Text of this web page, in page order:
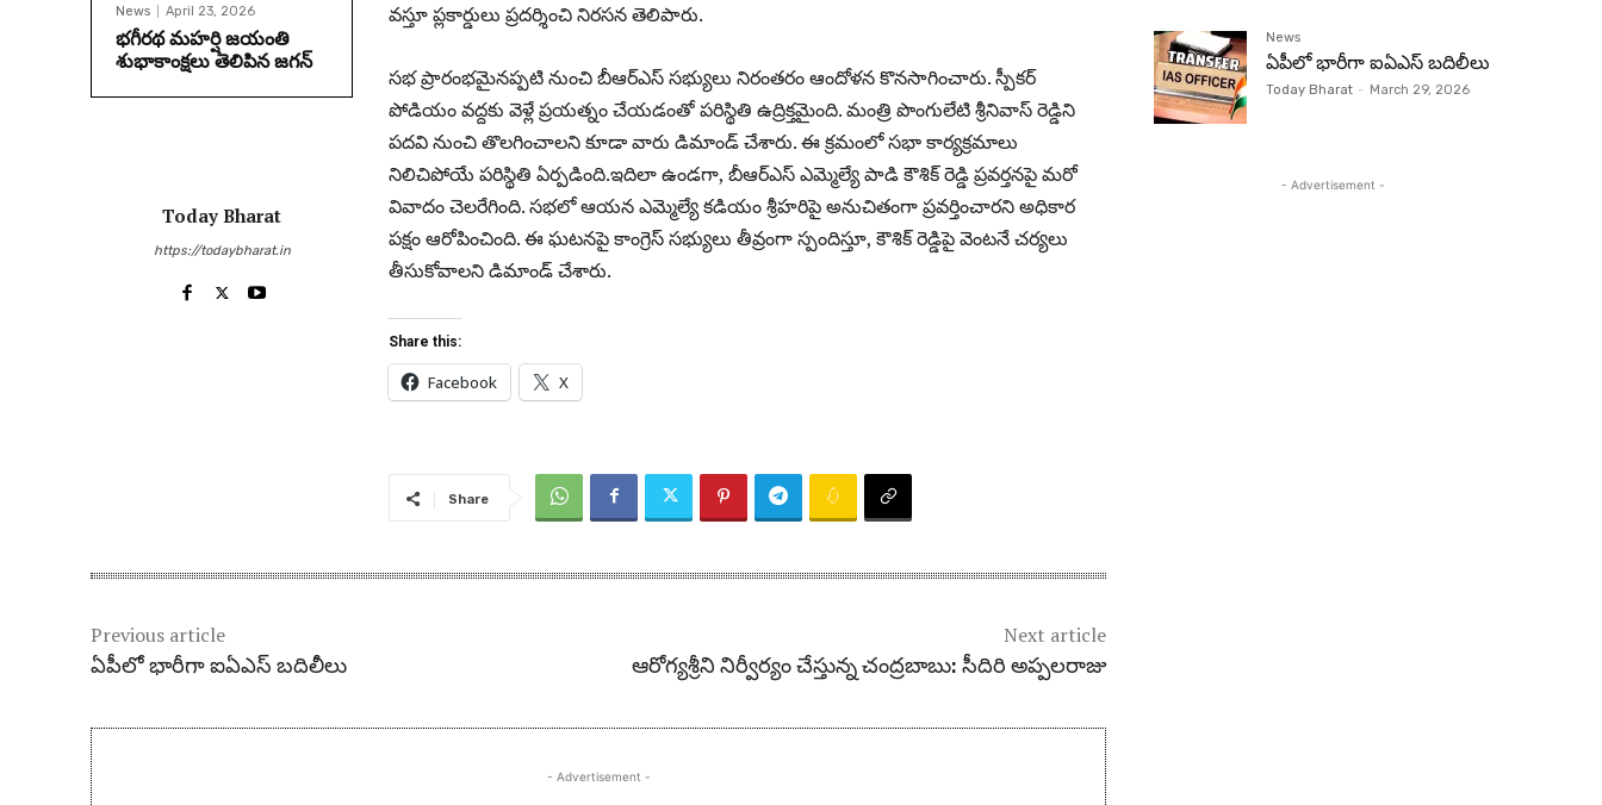
News April 23, 2026
భగీరథ మహర్షి జయంతి
శుభాకాంక్షలు తెలిపిన జగన్‌
Today Bharat
https://todaybharat.in
వస్తూ ప్లకార్డులు ప్రదర్శించి నిరసన తెలిపారు.
సభ ప్రారంభమైనప్పటి నుంచి బీఆర్‌ఎస్ సభ్యులు నిరంతరం ఆందోళన కొనసాగించారు. స్పీకర్
పోడియం వద్దకు వెళ్లే ప్రయత్నం చేయడంతో పరిస్థితి ఉద్రిక్తమైంది. మంత్రి పొంగులేటి శ్రీనివాస్ రెడ్డిని
పదవి నుంచి తొలగించాలని కూడా వారు డిమాండ్ చేశారు. ఈ క్రమంలో సభా కార్యక్రమాలు
నిలిచిపోయే పరిస్థితి ఏర్పడింది.ఇదిలా ఉండగా, బీఆర్‌ఎస్ ఎమ్మెల్యే పాడి కౌశిక్ రెడ్డి ప్రవర్తనపై మరో
వివాదం చెలరేగింది. సభలో ఆయన ఎమ్మెల్యే కడియం శ్రీహరిపై అనుచితంగా ప్రవర్తించారని అధికార
పక్షం ఆరోపించింది. ఈ ఘటనపై కాంగ్రెస్ సభ్యులు తీవ్రంగా స్పందిస్తూ, కౌశిక్ రెడ్డిపై వెంటనే చర్యలు
తీసుకోవాలని డిమాండ్ చేశారు.
Share this:
Facebook X
Share
Previous article
ఏపీలో భారీగా ఐఏఎస్ బదిలీలు
Next article
ఆరోగ్యశ్రీని నిర్వీర్యం చేస్తున్న చంద్రబాబు: సీదిరి అప్పలరాజు
- Advertisement -
News
ఏపీలో భారీగా ఐఏఎస్ బదిలీలు
Today Bharat - March 29, 2026
- Advertisement -